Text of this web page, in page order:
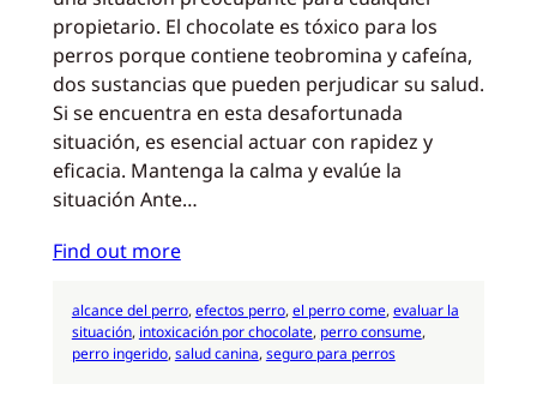
propietario. El chocolate es tóxico para los
perros porque contiene teobromina y cafeína,
dos sustancias que pueden perjudicar su salud.
Si se encuentra en esta desafortunada
situación, es esencial actuar con rapidez y
eficacia. Mantenga la calma y evalúe la
situación Ante…
Find out more
alcance del perro, efectos perro, el perro come, evaluar la
situación, intoxicación por chocolate, perro consume
perro ingerido, salud canina, seguro para perros